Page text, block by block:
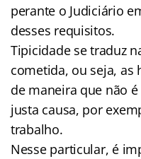
perante o Judiciário
desses requisitos.
Tipicidade se traduz
cometida, ou seja, as
de maneira que não
justa causa, por
trabalho.
Nesse particular, é